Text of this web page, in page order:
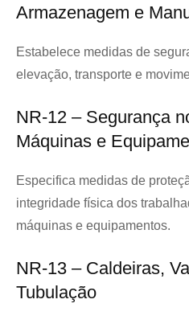
Armazenagem e
Estabelece medidas de
elevação, transporte e
NR-12 – Segurança
Máquinas e
Especifica medidas de
integridade física dos
máquinas e equipamentos.
NR-13 – Caldeiras,
Tubulação